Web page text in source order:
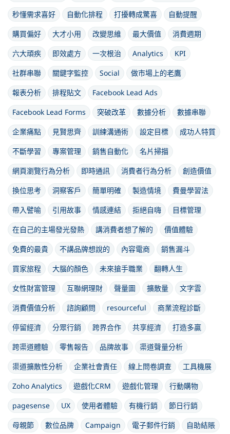
秒懂需求喜好
自動化排程 打擾轉成驚喜
自動提醒
購買偏好
大才小用 改變思維 最大價值
消費週期
六大頑疾
即效處方 一次根治 Analytics
KPI
社群串聯
關鍵字監控 Social
做市場上的老鷹
報表分析
排程貼文
Facebook Lead Ads
Facebook Lead Forms
突破改革 數據分析
數據串聯
企業痛點
見賢思齊 訓練溝通術 設定目標
成功人特質
不斷學習
專案管理 銷售自動化
名片掃描
網頁瀏覽行為分析
即時通訊 消費者行為分析
創造價值
換位思考
洞察客戶 簡單明確 製造情境
費曼學習法
帶入譬喻
引用故事 情感連結 拒絕自嗨
目標管理
在自己的主場發光發熱
講消費者想了解的
價值體驗
免費的最貴
不講品牌想說的 內容電商
銷售漏斗
買家旅程
大腦的顏色 未來搶手職業
翻轉人生
女性財富管理
互聯網理財 聲量圖 擴散量
文字雲
消費價值分析
諮詢顧問 resourceful
商業流程診斷
停留經濟
分眾行銷 跨界合作 共享經濟
打造多贏
跨渠道體驗
零售報告 品牌故事
渠道聲量分析
渠道擴散性分析
企業社會責任 線上問卷調查
工具機展
Zoho Analytics
遊戲化CRM 遊戲化管理
行動購物
pagesense
UX 使用者體驗 有機行銷
節日行銷
母親節
數位品牌 Campaign 電子郵件行銷
自助結賬